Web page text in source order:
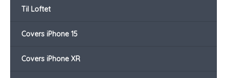
Til Loftet
Covers iPhone 15
Covers iPhone XR